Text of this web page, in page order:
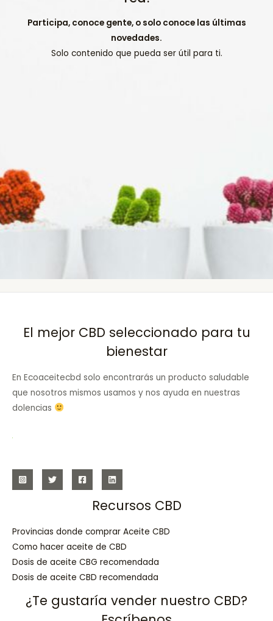
Participa, conoce gente, o solo conoce las últimas
novedades.
Solo contenido que pueda ser útil para ti.
El mejor CBD seleccionado para tu
bienestar
En Ecoaceitecbd solo encontrarás un producto saludable
que nosotros mismos usamos y nos ayuda en nuestras
dolencias
Recursos CBD
Provincias donde comprar Aceite CBD
Como hacer aceite de CBD
Dosis de aceite CBG recomendada
Dosis de aceite CBD recomendada
¿Te gustaría vender nuestro CBD?